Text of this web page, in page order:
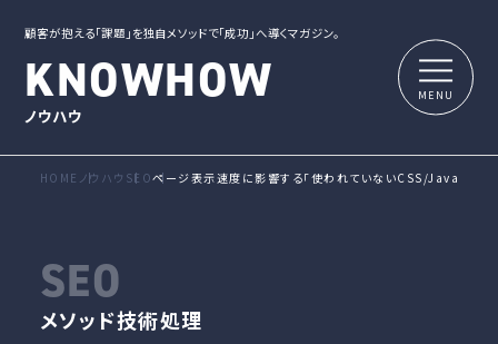
顧客が抱える「課題」を独自メソッドで「成功」へ導くマガジン。
KNOWHOW
ノウハウ
HOME ノウハウ SEOページ表示速度に影響する「使われていないCSS/
SEO
メソッド技術処理